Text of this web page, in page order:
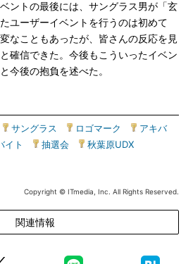
ントの最後には、サングラス男が「玄
ユーザーイベントを行うのは初めて
なこともあったが、皆さんの反応を見
確信できた。今後もこういったイベン
今後の抱負を述べた。
サングラス ロゴマーク アキバ|
イト 抽選会 秋葉原UDX
Copyright © ITmedia, Inc. All Rights Reserved.
関連情報